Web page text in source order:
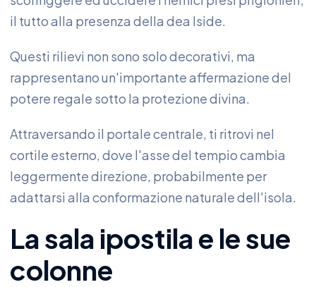
il tutto alla presenza della dea Iside.
Questi rilievi non sono solo decorativi, ma
rappresentano un'importante affermazione del
potere regale sotto la protezione divina.
Attraversando il portale centrale, ti ritrovi nel
cortile esterno, dove l'asse del tempio cambia
leggermente direzione, probabilmente per
adattarsi alla conformazione naturale dell'isola.
La sala ipostila e le sue
colonne